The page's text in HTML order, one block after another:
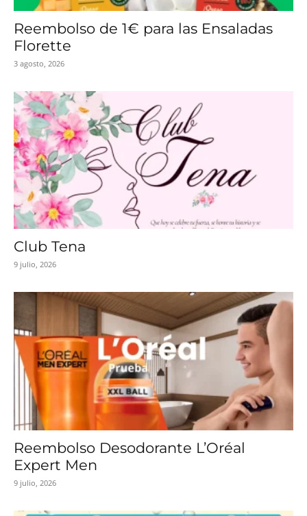
Reembolso de 1€ para las Ensaladas
Florette
3 agosto, 2026
Club Tena
9 julio, 2026
Reembolso Desodorante L’Oréal
Expert Men
9 julio, 2026